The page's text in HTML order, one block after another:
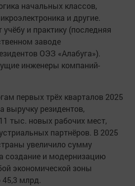
начальных классов,
и другие.
и практику (последняя
заводе
ОЭЗ «Алабуга»).
инженеры компаний-
первых трёх кварталов 2025
выручку резидентов,
тыс. новых рабочих мест,
партнёров. В 2025
увеличило сумму
создание и модернизацию
экономической зоны
45,3 млрд.